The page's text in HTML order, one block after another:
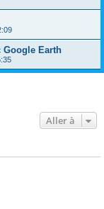
Google Earth
Aller à